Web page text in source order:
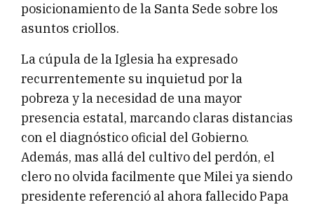
posicionamiento de la Santa Sede sobre los
asuntos criollos.
La cúpula de la Iglesia ha expresado
recurrentemente su inquietud por la
pobreza y la necesidad de una mayor
presencia estatal, marcando claras distancias
con el diagnóstico oficial del Gobierno.
Además, mas allá del cultivo del perdón, el
clero no olvida facilmente que Milei ya siendo
presidente referenció al ahora fallecido Papa